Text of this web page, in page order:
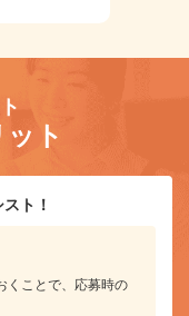
ト
ト！
くことで、応募時の